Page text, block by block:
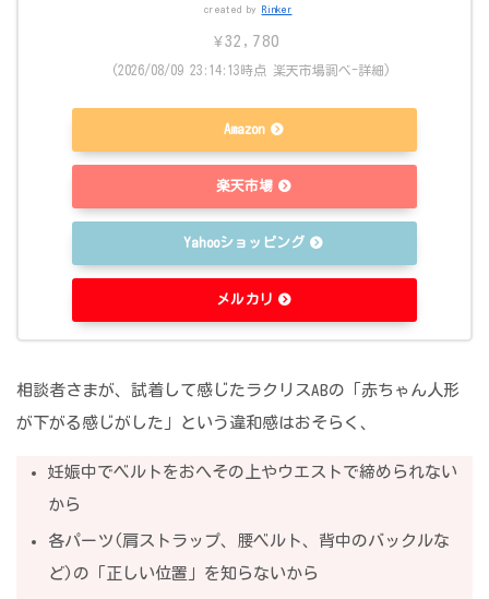
created by Rinker
¥32,780
(2026/08/09 23:14:13時点 楽天市場調べ-詳細)
Amazon
楽天市場
Yahooショッピング
メルカリ
相談者さまが、試着して感じたラクリスABの「赤ちゃん人形
が下がる感じがした」という違和感はおそらく、
妊娠中でベルトをおへその上やウエストで締められない
から
各パーツ(肩ストラップ、腰ベルト、背中のバックルな
ど)の「正しい位置」を知らないから